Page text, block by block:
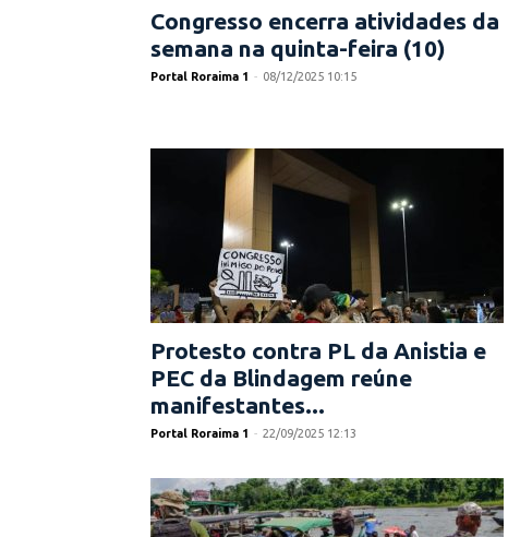
Congresso encerra atividades da
semana na quinta-feira (10)
Portal Roraima 1 - 08/12/2025 10:15
Protesto contra PL da Anistia e
PEC da Blindagem reúne
manifestantes...
Portal Roraima 1 - 22/09/2025 12:13